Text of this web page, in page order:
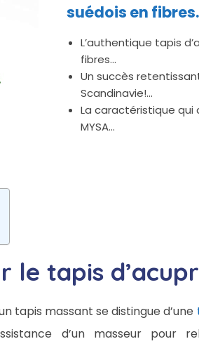
suédois en
L’authentique tapis
fibres...
Un succès
Scandinavie!...
La caractéristique qui
MYSA...
le tapis
tapis massant se distingue d’une
d’un masseur pour